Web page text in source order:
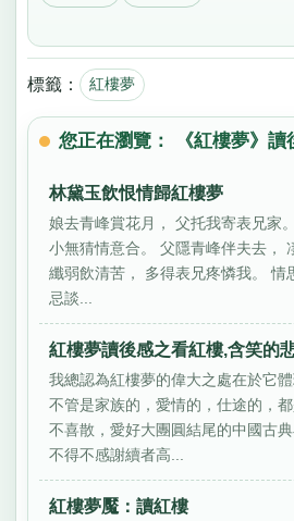
標籤： 紅樓夢
您正在瀏覽： 《紅樓夢》讀
林黛玉飲恨情歸紅樓夢
娘去青峰賞花月， 父托我寄表兄家
小無猜情意合。 父隱青峰伴夫去，
纖弱飲清苦， 多得表兄疼憐我。 情
忌談...
紅樓夢讀後感之看紅樓,含笑的
我總認為紅樓夢的偉大之處在於它
不管是家族的，愛情的，仕途的，
不喜散，愛好大團圓結尾的中國古
不得不感謝續者高...
紅樓夢魘：讀紅樓